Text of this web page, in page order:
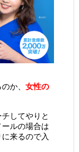
か、 女性の
してやりと
ルの場合は
来るので入